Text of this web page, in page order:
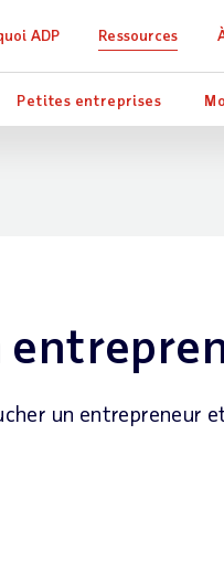
ADP Ressources
Petites entreprises
un entrepreneur